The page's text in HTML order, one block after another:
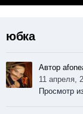
юбка
Автор
11 апреля,
Просмотр